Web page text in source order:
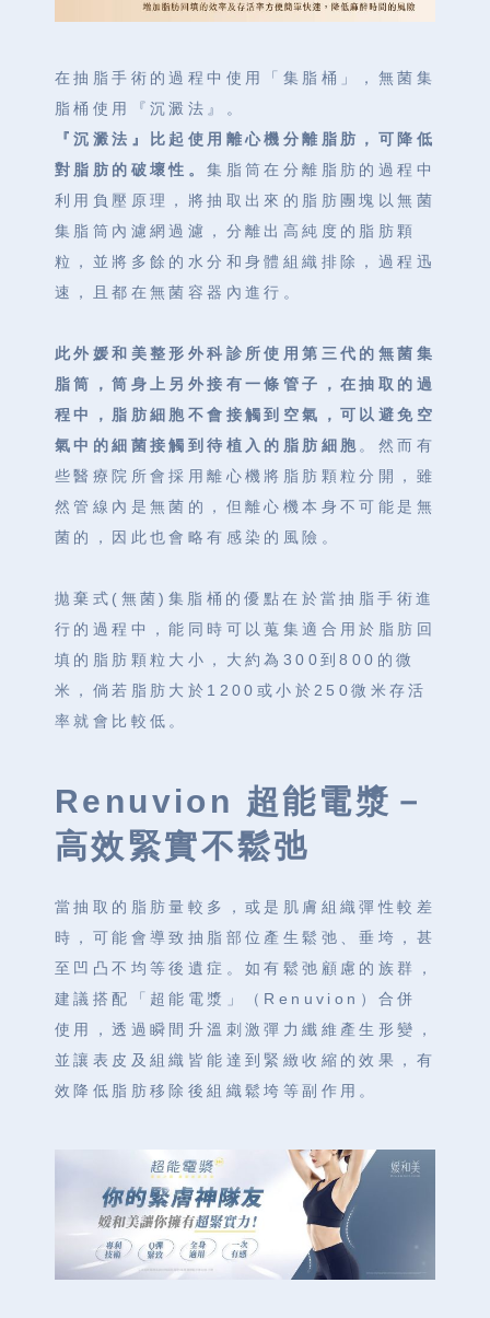
在抽脂手術的過程中使用「集脂桶」，無菌集
脂桶使用『沉澱法』。
『沉澱法』比起使用離心機分離脂肪，可降低
對脂肪的破壞性。集脂筒在分離脂肪的過程中
利用負壓原理，將抽取出來的脂肪團塊以無菌
集脂筒內濾網過濾，分離出高純度的脂肪顆
粒，並將多餘的水分和身體組織排除，過程迅
速，且都在無菌容器內進行。
此外媛和美整形外科診所使用第三代的無菌集
脂筒，筒身上另外接有一條管子，在抽取的過
程中，脂肪細胞不會接觸到空氣，可以避免空
氣中的細菌接觸到待植入的脂肪細胞 。然而有
些醫療院所會採用離心機將脂肪顆粒分開，雖
然管線內是無菌的，但離心機本身不可能是無
菌的，因此也會略有感染的風險。
拋棄式(無菌)集脂桶的優點在於當抽脂手術進
行的過程中，能同時可以蒐集適合用於脂肪回
填的脂肪顆粒大小，大約為300到800的微
米，倘若脂肪大於1200或小於250微米存活
率就會比較低。
Renuvion 超能電漿－
高效緊實不鬆弛
當抽取的脂肪量較多，或是肌膚組織彈性較差
時，可能會導致抽脂部位產生鬆弛、垂垮，甚
至凹凸不均等後遺症。如有鬆弛顧慮的族群，
建議搭配「超能電漿」（Renuvion）合併
使用，透過瞬間升溫刺激彈力纖維產生形變，
並讓表皮及組織皆能達到緊緻收縮的效果，有
效降低脂肪移除後組織鬆垮等副作用。